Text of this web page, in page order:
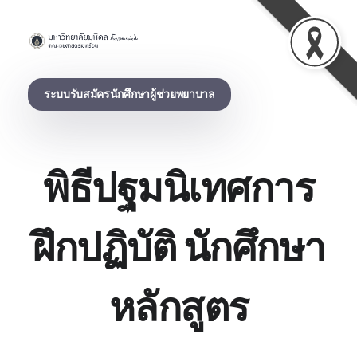
ระบบรับสมัครนักศึกษาผู้ช่วยพยาบาล
พิธีปฐมนิเทศการ
ฝึกปฏิบัติ นักศึกษา
หลักสูตร